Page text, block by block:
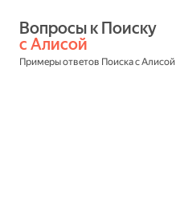
с Алисой
Примеры ответов Поиска с Алисой